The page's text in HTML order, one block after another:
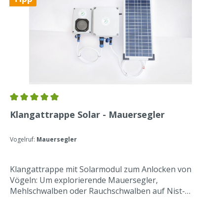
Klangattrappe und zum Timer liegt bei.Die
Klangattrappe ist wasserfest nach Ip65 = Staubdicht
und geschützt gegen Strahlwasser aus einem
beliebigen Winkel.Unsere Klangattrappe im Einsatz:
Klangattrappe Solar - Mauersegler
Vogelruf: Mauersegler
Klangattrappe mit Solarmodul zum Anlocken von
Vögeln: Um explorierende Mauersegler,
Mehlschwalben oder Rauchschwalben auf Nist-